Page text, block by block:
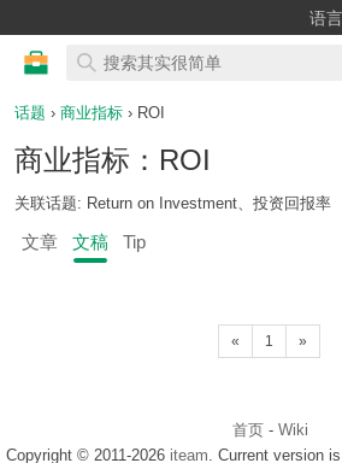
语言
话题 › 商业指标 › ROI
商业指标：ROI
关联话题: Return on Investment、投资回报率
文章 文稿 Tip
« 1 »
首页- Wiki
Copyright © 2011-2026 iteam . Current version is